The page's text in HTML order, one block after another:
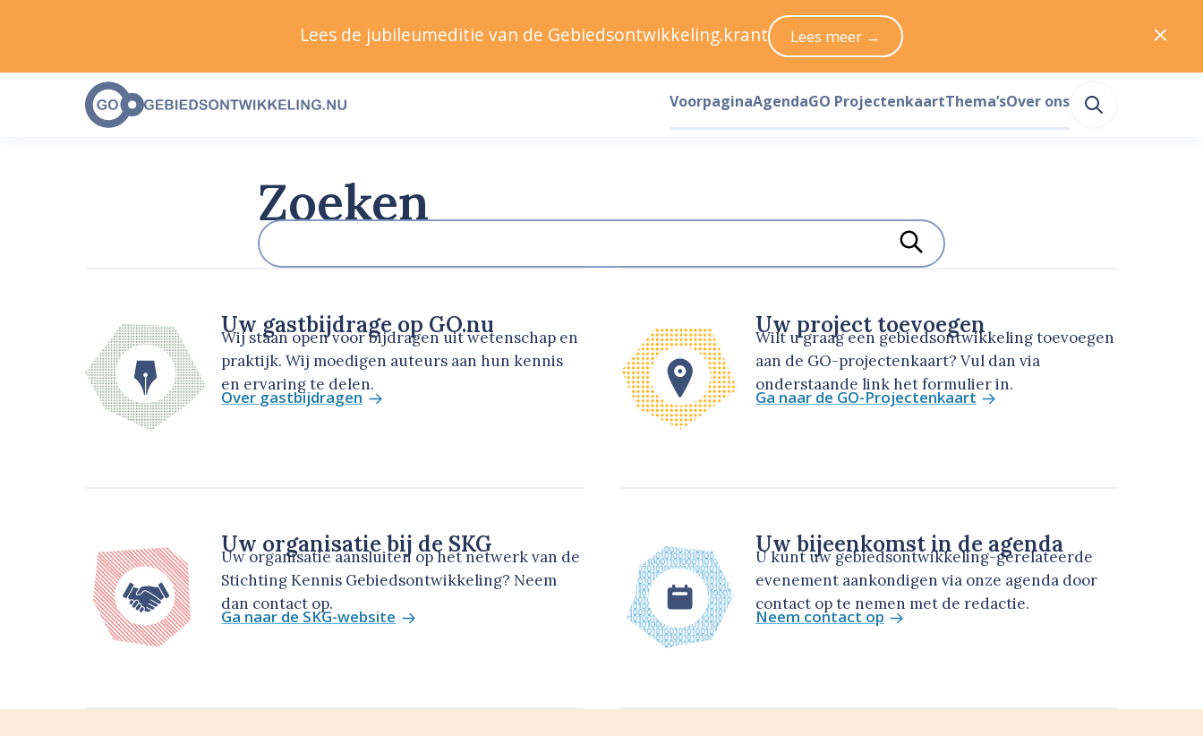
Zoeken
Uw gastbijdrage op GO.nu
Wij staan open voor bijdragen uit wetenschap en
praktijk. Wij moedigen auteurs aan hun kennis
en ervaring te delen.
Over gastbijdragen
Uw project toevoegen
Wilt u graag een gebiedsontwikkeling toevoegen
aan de GO-projectenkaart? Vul dan via
onderstaande link het formulier in.
Ga naar de GO-Projectenkaart
Uw organisatie bij de SKG
Uw organisatie aansluiten op het netwerk van de
Stichting Kennis Gebiedsontwikkeling? Neem
dan contact op.
Ga naar de SKG-website
Uw bijeenkomst in de agenda
U kunt uw gebiedsontwikkeling-gerelateerde
evenement aankondigen via onze agenda door
contact op te nemen met de redactie.
Neem contact op
Lees de jubileumeditie van de Gebiedsontwikkeling.krant Lees meer →
VoorpaginaAgendaGO ProjectenkaartThema’sOver ons